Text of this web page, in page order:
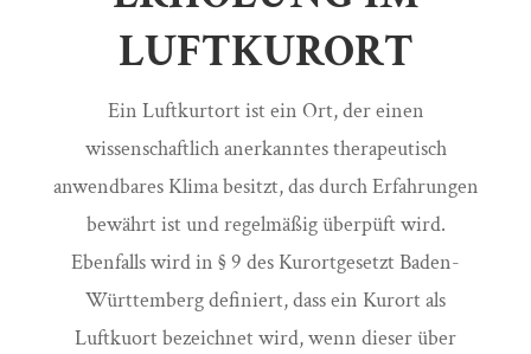
LUFTKURORT
Ein Luftkurtort ist ein Ort, der einen
wissenschaftlich anerkanntes therapeutisch
anwendbares Klima besitzt, das durch Erfahrungen
bewährt ist und regelmäßig überpüft wird.
Ebenfalls wird in § 9 des Kurortgesetzt Baden-
Württemberg definiert, dass ein Kurort als
Luftkuort bezeichnet wird, wenn dieser über